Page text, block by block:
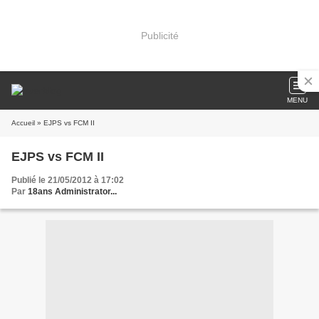
Publicité
MENU
Accueil » EJPS vs FCM II
EJPS vs FCM II
Publié le 21/05/2012 à 17:02
Par 18ans Administrator...